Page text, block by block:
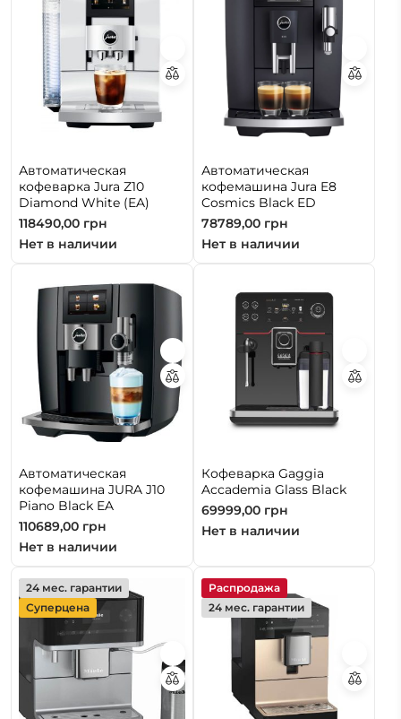
Автоматическая
кофеварка Jura Z10
Diamond White (EA)
118490,00 грн
Нет в наличии
Автоматическая
кофемашина Jura E8
Cosmics Black ED
78789,00 грн
Нет в наличии
Автоматическая
кофемашина JURA J10
Piano Black EA
110689,00 грн
Нет в наличии
Кофеварка Gaggia
Accademia Glass Black
69999,00 грн
Нет в наличии
24 мес. гарантии
Суперцена
Распродажа
24 мес. гарантии